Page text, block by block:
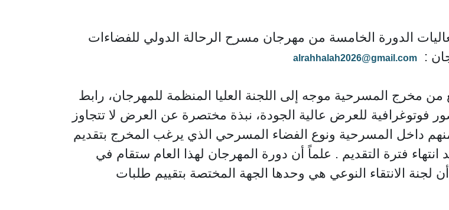
الدورة الخامسة من مهرجان مسرح الرحالة الدولي للفضاءات
:
alrahhalah2026@gmail.com
المسرحية موجه إلى اللجنة العليا المنظمة للمهرجان، رابط
فوتوغرافية للعرض عالية الجودة، نبذة مختصرة عن العرض لا تتجاوز
داخل المسرحية ونوع الفضاء المسرحي الذي يرغب المخرج بتقديم
فترة التقديم . علماً أن دورة المهرجان لهذا العام ستقام في
عمان، كما أن لجنة الانتقاء النوعي هي وحدها الجهة المختصة بتقييم طلبات